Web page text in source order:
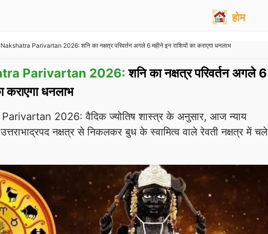
होम
Parivartan 2026: शनि का नक्षत्र परिवर्तन अगले 6 महीने इन राशियों का कराएगा धनलाभ
Parivartan 2026: शनि का नक्षत्र परिवर्तन अगले 6
कराएगा धनलाभ
2026: वैदिक ज्योतिष शास्त्र के अनुसार, आज न्याय
नक्षत्र से निकलकर बुध के स्वामित्व वाले रेवती नक्षत्र में चले